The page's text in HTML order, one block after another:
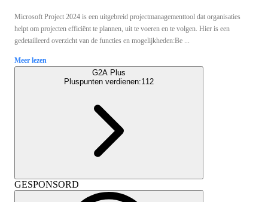
Microsoft Project 2024 is een uitgebreid projectmanagementtool dat organisaties
helpt om projecten efficiënt te plannen, uit te voeren en te volgen. Hier is een
gedetailleerd overzicht van de functies en mogelijkheden:Be ...
Meer lezen
G2A Plus
Pluspunten verdienen:112
GESPONSORD